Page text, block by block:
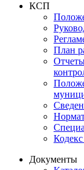
КСП
План
Документы